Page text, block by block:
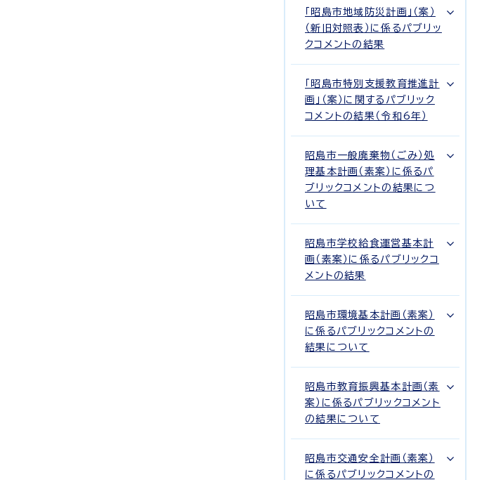
「昭島市地域防災計画」（案）
（新旧対照表）に係るパブリッ
クコメントの結果
「昭島市特別支援教育推進計
画」（案）に関するパブリック
コメントの結果（令和6年）
昭島市一般廃棄物（ごみ）処
理基本計画（素案）に係るパ
ブリックコメントの結果につ
いて
昭島市学校給食運営基本計
画（素案）に係るパブリックコ
メントの結果
昭島市環境基本計画（素案）
に係るパブリックコメントの
結果について
昭島市教育振興基本計画（素
案）に係るパブリックコメント
の結果について
昭島市交通安全計画（素案）
に係るパブリックコメントの